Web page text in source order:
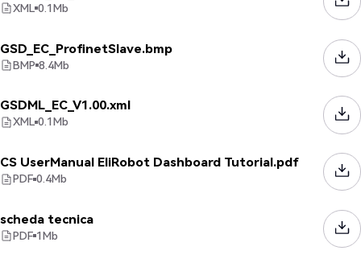
XML 0.1Mb
GSD_EC_ProfinetSlave.bmp
BMP 8.4Mb
GSDML_EC_V1.00.xml
XML 0.1Mb
CS UserManual EliRobot Dashboard Tutorial.pdf
PDF 0.4Mb
scheda tecnica
PDF 1Mb